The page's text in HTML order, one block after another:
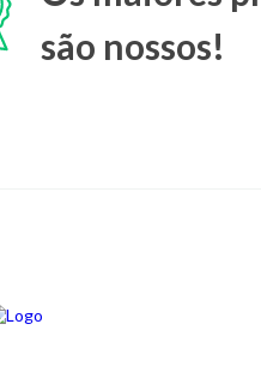
são nossos!